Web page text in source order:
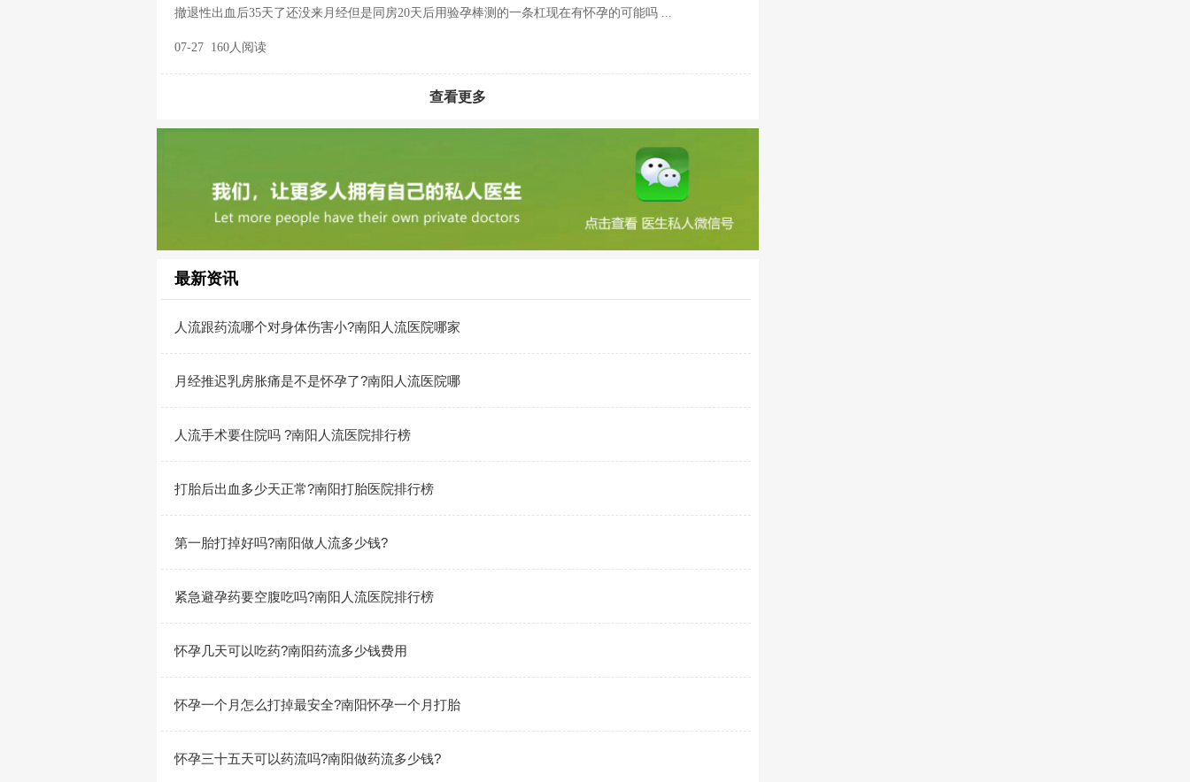
撤退性出血后35天了还没来月经但是同房20天后用验孕棒测的一条杠现在有怀孕的可能吗 ...
07-27 160人阅读
查看更多
最新资讯
人流跟药流哪个对身体伤害小?南阳人流医院哪家
月经推迟乳房胀痛是不是怀孕了?南阳人流医院哪
人流手术要住院吗 ?南阳人流医院排行榜
打胎后出血多少天正常?南阳打胎医院排行榜
第一胎打掉好吗?南阳做人流多少钱?
紧急避孕药要空腹吃吗?南阳人流医院排行榜
怀孕几天可以吃药?南阳药流多少钱费用
怀孕一个月怎么打掉最安全?南阳怀孕一个月打胎
怀孕三十五天可以药流吗?南阳做药流多少钱?